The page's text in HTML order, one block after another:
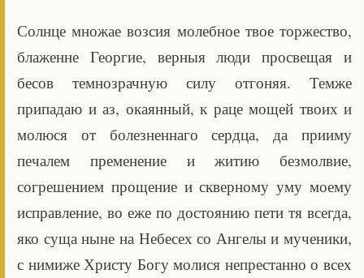
Солнце множае возсия молебное твое торжество,
блаженне Георгие, верныя люди просвещая и
бесов темнозрачную силу отгоняя. Темже
припадаю и аз, окаянный, к раце мощей твоих и
молюся от болезненнаго сердца, да прииму
печалем пременение и житию безмолвие,
согрешением прощение и скверному уму моему
исправление, во еже по достоянию пети тя всегда,
яко суща ныне на Небесех со Ангелы и мученики,
с нимиже Христу Богу молися непрестанно о всех